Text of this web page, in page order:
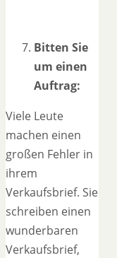
Bitten Sie
um einen
Auftrag:
Viele Leute
machen einen
großen Fehler in
ihrem
Verkaufsbrief. Sie
schreiben einen
wunderbaren
Verkaufsbrief,